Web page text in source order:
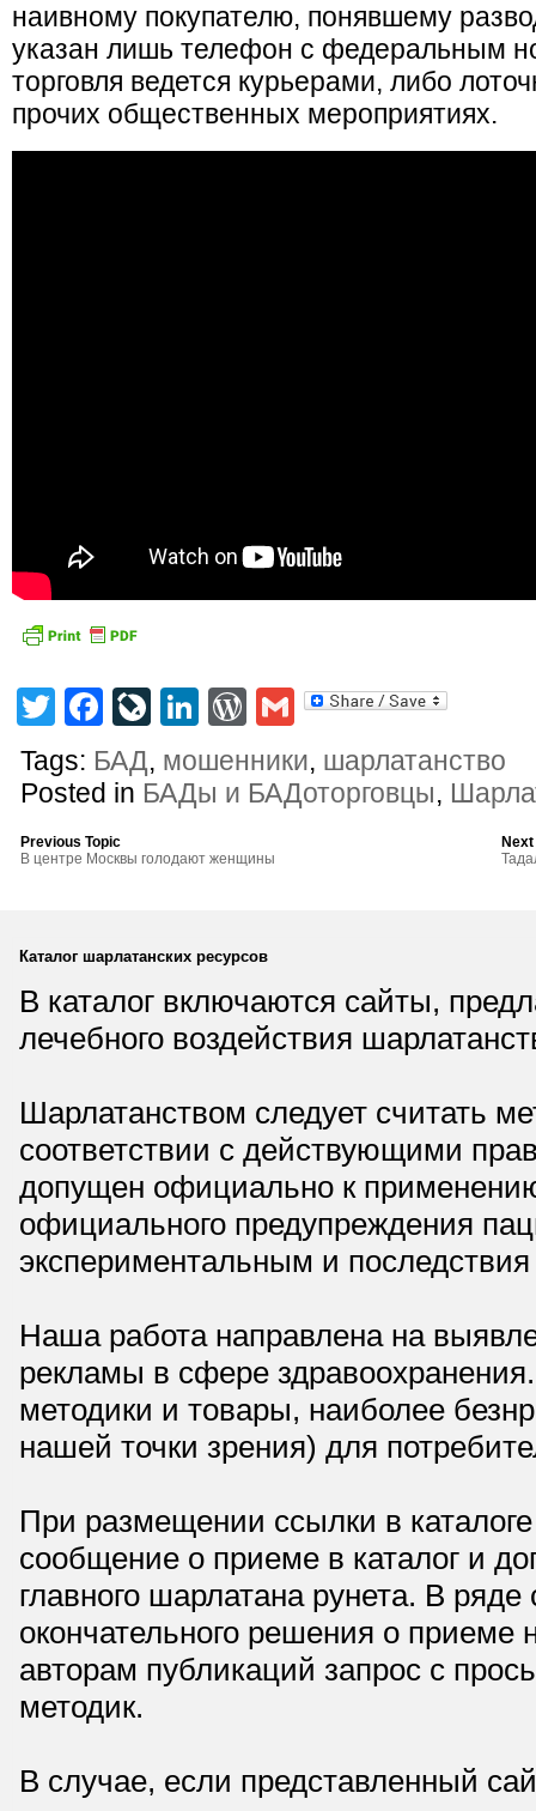
наивному покупателю, понявшему
указан лишь телефон с федеральным
торговля ведется курьерами, либо
прочих общественных мероприятиях.
TwitterFacebook
LiveJournal
LinkedIn
WordPress
Gmail
Tags: БАД, мошенники, шарлатанство
Posted in БАДы и БАДоторговцы,
Previous Topic
В центре Москвы голодают женщины
Каталог шарлатанских ресурсов
В каталог включаются сайты,
лечебного воздействия
Шарлатанством следует считать
соответствии с действующими
допущен официально к
официального предупреждения
экспериментальным и
Наша работа направлена на
рекламы в сфере
методики и товары, наиболее
нашей точки зрения) для
При размещении ссылки в
сообщение о приеме в каталог и
главного шарлатана рунета. В
окончательного решения о приеме
авторам публикаций запрос с
методик.
В случае, если представленный